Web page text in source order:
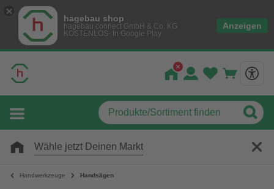
hagebau shop
hagebau connect GmbH & Co. KG
KOSTENLOS- In Google Play
Anzeigen
Wähle jetzt Deinen Markt
Handwerkzeuge Handsägen